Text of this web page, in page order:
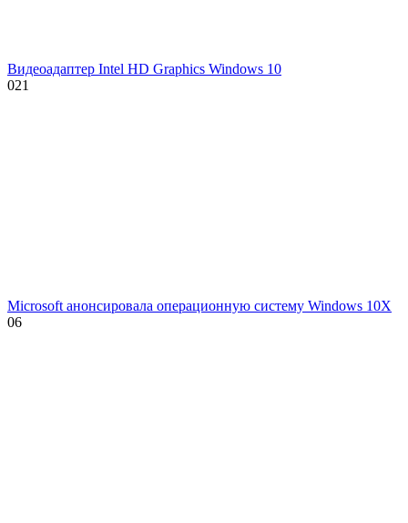
Видеоадаптер Intel HD Graphics Windows 10
021
Microsoft анонсировала операционную систему Windows 10X
06